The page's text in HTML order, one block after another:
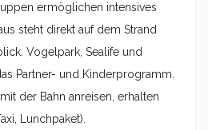
ermöglichen intensives
steht direkt auf dem Strand
Vogelpark, Sealife und
Partner- und Kinderprogramm.
der Bahn anreisen, erhalten
Lunchpaket).